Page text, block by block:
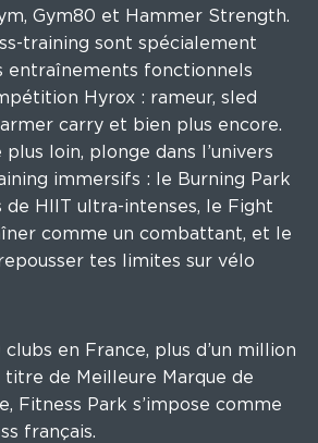
Gym80 et Hammer Strength.
training sont spécialement
entraînements fonctionnels
Hyrox : rameur, sled
carry et bien plus encore.
loin, plonge dans l’univers
immersifs : le Burning Park
de HIIT ultra-intenses, le Fight
comme un combattant, et le
tes limites sur vélo
en France, plus d’un million
titre de Meilleure Marque de
Fitness Park s’impose comme
français.